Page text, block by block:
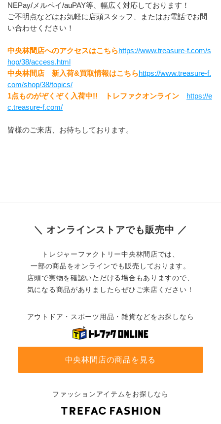
NEPay/メルペイ/auPAY等、幅広く対応しております！
ご不明点などはお気軽に店頭スタッフ、またはお電話でお問
い合わせください！
中央林間店へのアクセスはこちらhttps://www.treasure-f.com/s
hop/38/access.html
中央林間店　新入荷&買取情報はこちらhttps://www.treasure-f.
com/shop/38/topics/
1点ものがぞくぞく入荷中!!　トレファクオンライン https://e
c.treasure-f.com/
皆様のご来店、お待ちしております。
＼ オンラインストアでも販売中 ／
トレジャーファクトリー中央林間店では、
一部の商品をオンラインでも販売しております。
店頭で実物を確認いただける場合もありますので、
気になる商品がありましたらぜひご来店ください！
アウトドア・スポーツ用品・雑貨などをお探しなら
中央林間店の商品を見る
ファッションアイテムをお探しなら